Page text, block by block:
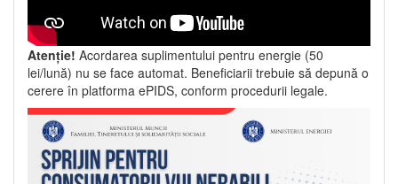
Atenție! Acordarea suplimentului pentru energie (50
lei/lună) nu se face automat. Beneficiarii trebuie să depună o
cerere în platforma ePIDS, conform procedurii legale.